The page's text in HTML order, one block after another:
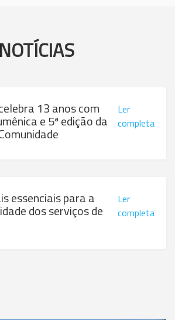
NOTÍCIAS
13 anos com
e 5ª edição da
Ler
completa
essenciais para a
dos serviços de
Ler
completa